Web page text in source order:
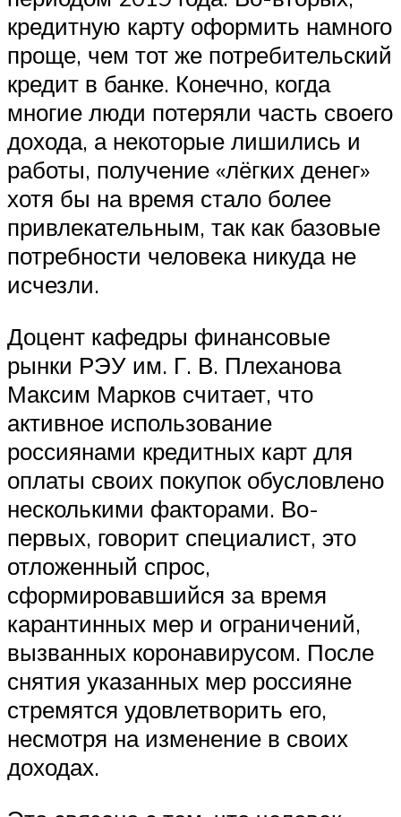
кредитную карту оформить намного
проще, чем тот же потребительский
кредит в банке. Конечно, когда
многие люди потеряли часть своего
дохода, а некоторые лишились и
работы, получение «лёгких денег»
хотя бы на время стало более
привлекательным, так как базовые
потребности человека никуда не
исчезли.
Доцент кафедры финансовые
рынки РЭУ им. Г. В. Плеханова
Максим Марков считает, что
активное использование
россиянами кредитных карт для
оплаты своих покупок обусловлено
несколькими факторами. Во-
первых, говорит специалист, это
отложенный спрос,
сформировавшийся за время
карантинных мер и ограничений,
вызванных коронавирусом. После
снятия указанных мер россияне
стремятся удовлетворить его,
несмотря на изменение в своих
доходах.